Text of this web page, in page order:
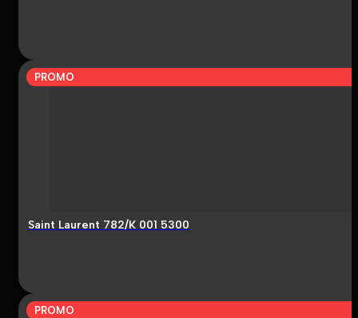
PROMO
Saint Laurent 782/K 001 5300
PROMO